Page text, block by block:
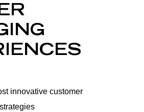
innovative customer